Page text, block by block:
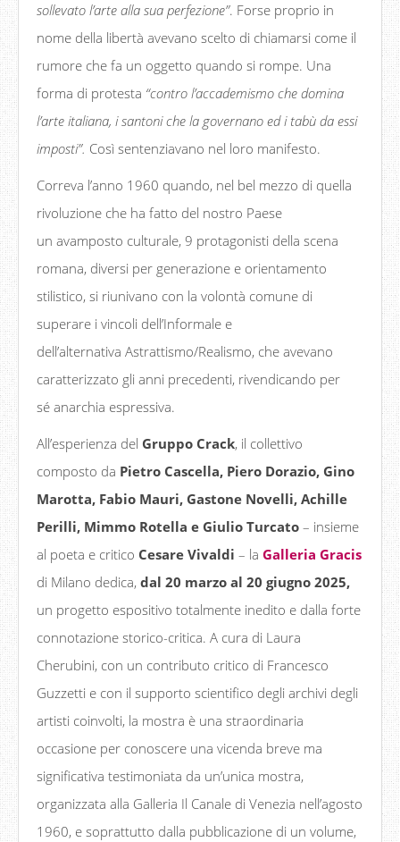
sollevato l’arte alla sua perfezione”. Forse proprio in
nome della libertà avevano scelto di chiamarsi come il
rumore che fa un oggetto quando si rompe. Una
forma di protesta “contro l’accademismo che domina
l’arte italiana, i santoni che la governano ed i tabù da essi
imposti”. Così sentenziavano nel loro manifesto.
Correva l’anno 1960 quando, nel bel mezzo di quella
rivoluzione che ha fatto del nostro Paese
un avamposto culturale, 9 protagonisti della scena
romana, diversi per generazione e orientamento
stilistico, si riunivano con la volontà comune di
superare i vincoli dell’Informale e
dell’alternativa Astrattismo/Realismo, che avevano
caratterizzato gli anni precedenti, rivendicando per
sé anarchia espressiva.
All’esperienza del Gruppo Crack, il collettivo
composto da Pietro Cascella, Piero Dorazio, Gino
Marotta, Fabio Mauri, Gastone Novelli, Achille
Perilli, Mimmo Rotella e Giulio Turcato – insieme
al poeta e critico Cesare Vivaldi – la Galleria Gracis
di Milano dedica, dal 20 marzo al 20 giugno 2025,
un progetto espositivo totalmente inedito e dalla forte
connotazione storico-critica. A cura di Laura
Cherubini, con un contributo critico di Francesco
Guzzetti e con il supporto scientifico degli archivi degli
artisti coinvolti, la mostra è una straordinaria
occasione per conoscere una vicenda breve ma
significativa testimoniata da un’unica mostra,
organizzata alla Galleria Il Canale di Venezia nell’agosto
1960, e soprattutto dalla pubblicazione di un volume,